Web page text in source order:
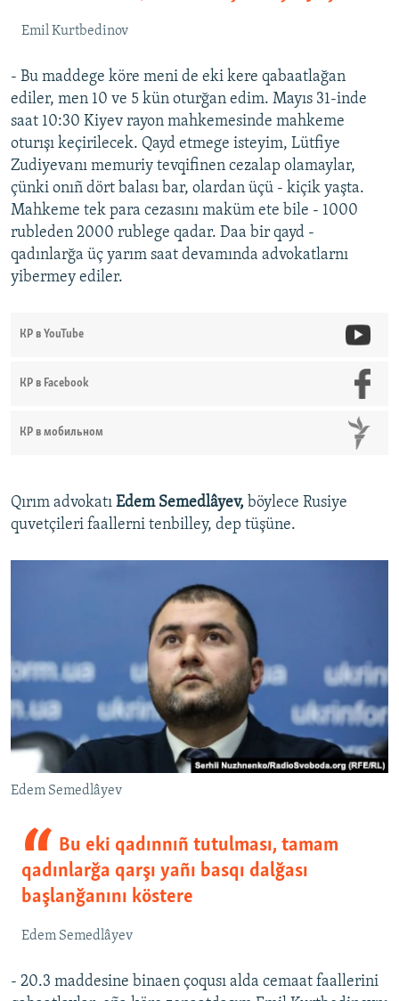
Emil Kurtbedinov
- Bu maddege köre meni de eki kere qabaatlağan
ediler, men 10 ve 5 kün oturğan edim. Mayıs 31-inde
saat 10:30 Kiyev rayon mahkemesinde mahkeme
oturışı keçirilecek. Qayd etmege isteyim, Lütfiye
Zudiyevanı memuriy tevqifinen cezalap olamaylar,
çünki onıñ dört balası bar, olardan üçü - kiçik yaşta.
Mahkeme tek para cezasını maküm ete bile - 1000
rubleden 2000 rublege qadar. Daa bir qayd -
qadınlarğa üç yarım saat devamında advokatlarnı
yibermey ediler.
КР в YouTube
КР в Facebook
КР в мобильном
Qırım advokatı Edem Semedlâyev, böylece Rusiye
quvetçileri faallerni tenbilley, dep tüşüne.
Edem Semedlâyev
Bu eki qadınnıñ tutulması, tamam
qadınlarğa qarşı yañı basqı dalğası
başlanğanını köstere
Edem Semedlâyev
- 20.3 maddesine binaen çoqusı alda cemaat faallerini